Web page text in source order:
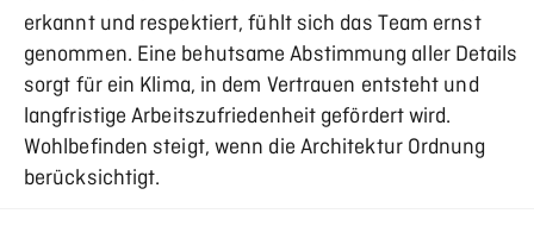
erkannt und respektiert, fühlt sich das Team ernst
genommen. Eine behutsame Abstimmung aller Details
sorgt für ein Klima, in dem Vertrauen entsteht und
langfristige Arbeitszufriedenheit gefördert wird.
Wohlbefinden steigt, wenn die Architektur Ordnung
berücksichtigt.